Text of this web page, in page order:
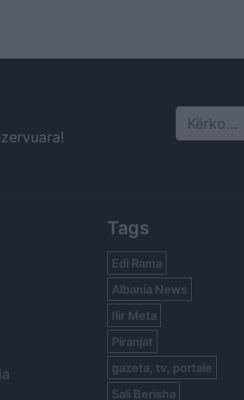
Search
Tags
Edi Rama
Albania News
Ilir Meta
Piranjat
gazeta, tv, portale
Sali Berisha